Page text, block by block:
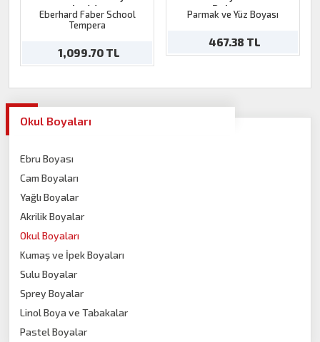
Okul Boyaları
Ebru Boyası
Cam Boyaları
Yağlı Boyalar
Akrilik Boyalar
Okul Boyaları
Kumaş ve İpek Boyaları
Sulu Boyalar
Sprey Boyalar
Linol Boya ve Tabakalar
Pastel Boyalar
renkx 44mm
Eberhard Faber School
Tempera
1,099.70 TL
Palyaço
Parmak ve Yüz Boyası
467.38 TL